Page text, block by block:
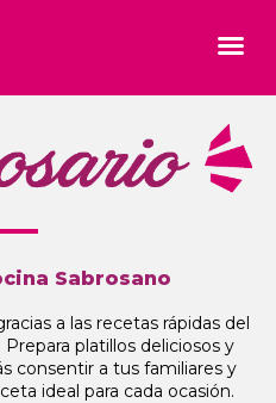
Sabrosano
a las recetas rápidas del
Prepara platillos deliciosos y
consentir a tus familiares y
ideal para cada ocasión.